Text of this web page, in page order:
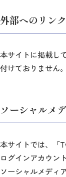
外部へのリンク
本サイトに掲載し
付けておりません。
ソーシャルメ
本サイトでは、「
ログインアカウン
ソーシャルメディ